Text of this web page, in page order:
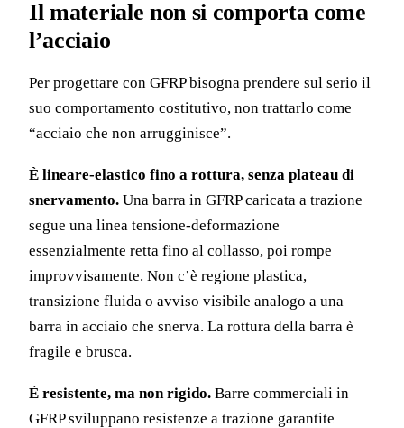
Il materiale non si comporta come
l’acciaio
Per progettare con GFRP bisogna prendere sul serio il
suo comportamento costitutivo, non trattarlo come
“acciaio che non arrugginisce”.
È lineare-elastico fino a rottura, senza plateau di
snervamento. Una barra in GFRP caricata a trazione
segue una linea tensione-deformazione
essenzialmente retta fino al collasso, poi rompe
improvvisamente. Non c’è regione plastica,
transizione fluida o avviso visibile analogo a una
barra in acciaio che snerva. La rottura della barra è
fragile e brusca.
È resistente, ma non rigido. Barre commerciali in
GFRP sviluppano resistenze a trazione garantite